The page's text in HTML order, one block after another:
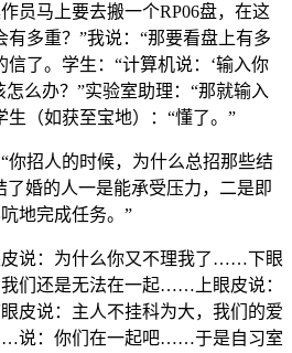
员马上要去搬一个RP06盘，在这
有多重？”我说：“那要看盘上有多
信了。学生：“计算机说：‘输入你
么办？”实验室助理：“那就输入
生（如获至宝地）：“懂了。”
你招人的时候，为什么总招那些结
了婚的人一是能承受压力，二是即
地完成任务。”
说：为什么你又不理我了……下眼
们还是无法在一起……上眼皮说：
皮说：主人不挂科为大，我们的爱
说：你们在一起吧……于是自习室